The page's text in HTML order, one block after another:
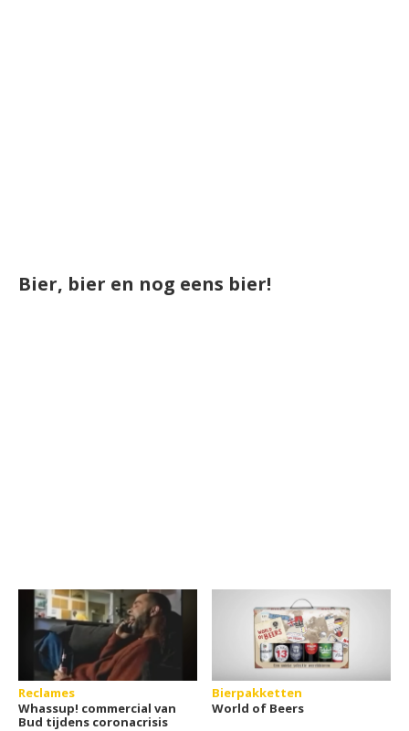
Bier, bier en nog eens bier!
Reclames
Whassup! commercial van
Bud tijdens coronacrisis
Bierpakketten
World of Beers